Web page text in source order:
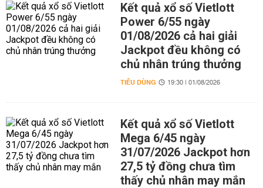
Kết quả xổ số Vietlott
Power 6/55 ngày
01/08/2026 cả hai giải
Jackpot đều không có
chủ nhân trúng thưởng
TIÊU DÙNG 19:30 | 01/08/2026
Kết quả xổ số Vietlott
Mega 6/45 ngày
31/07/2026 Jackpot hơn
27,5 tỷ đồng chưa tìm
thấy chủ nhân may mắn